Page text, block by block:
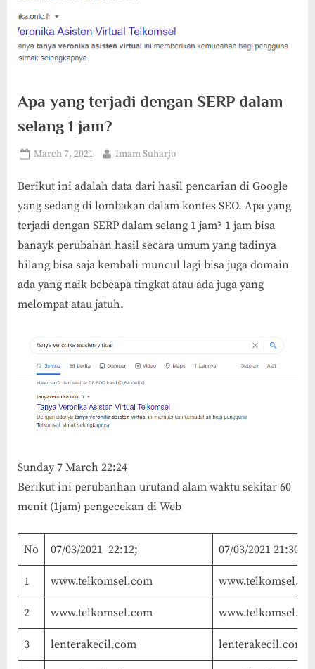
Apa yang terjadi dengan SERP dalam
selang 1 jam?
Posted
March 7, 2021 By
Imam Suharjo
Berikut ini adalah data dari hasil pencarian di Google
yang sedang di lombakan dalam kontes SEO. Apa yang
terjadi dengan SERP dalam selang 1 jam? 1 jam bisa
banayk perubahan hasil secara umum yang tadinya
hilang bisa saja kembali muncul lagi bisa juga domain
ada yang naik bebeapa tingkat atau ada juga yang
melompat atau jatuh.
Sunday 7 March 22:24
Berikut ini perubanhan urutand alam waktu sekitar 60
menit (1jam) pengecekan di Web
No 07/03/2021 22:12; 07/03/2021 21:30;
1 www.telkomsel.com
2 www.telkomsel.com
3 lenterakecil.com lenterakecil.com